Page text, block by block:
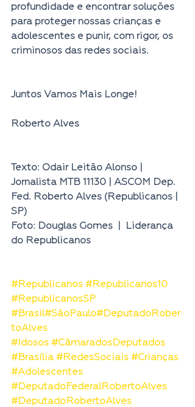
profundidade e encontrar soluções
para proteger nossas crianças e
adolescentes e punir, com rigor, os
criminosos das redes sociais.
Juntos Vamos Mais Longe!
Roberto Alves
Texto: Odair Leitão Alonso |
Jornalista MTB 11130 | ASCOM Dep.
Fed. Roberto Alves (Republicanos |
SP)
Foto: Douglas Gomes  |  Liderança
do Republicanos
#Republicanos #Republicanos10
#RepublicanosSP
#Brasil#SãoPaulo#DeputadoRober
toAlves
#Idosos #CâmaradosDeputados
#Brasília #RedesSociais #Crianças
#Adolescentes
#DeputadoFederalRobertoAlves
#DeputadoRobertoAlves